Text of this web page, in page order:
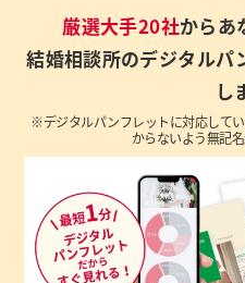
厳選大手20社からあ
結婚相談所のデジタルパ
し
※デジタルパンフレットに対応して
からないよう無記